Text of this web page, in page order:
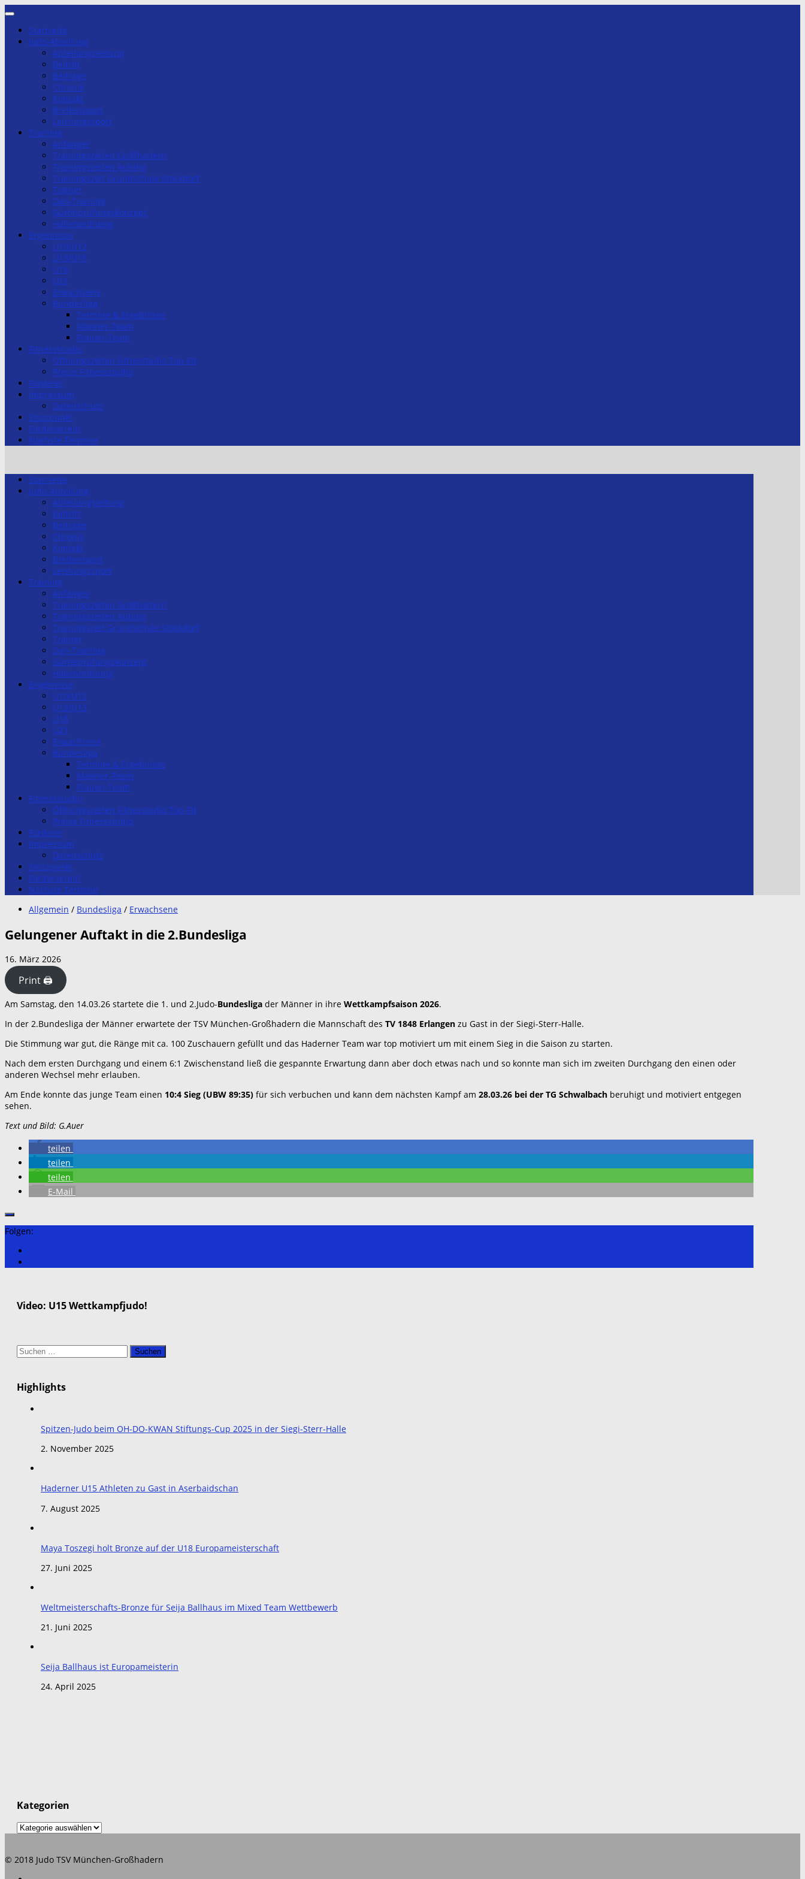
Zum
springenStartseite
Judo-Abteilung
Abteilungsleitung
Beitritt
Beiträge
Chronik
Kontakt
Breitensport
Leistungssport
Training
Anfänger
Trainingszeiten Großhadern
Trainingszeiten Aubing
Trainingszeit Grundschule Stockdorf
Trainer
Dan-Training
Gürtelprüfungskonzept
Hallenordnung
Ergebnisse
U10/U12
U13/U15
U18
U21
Erwachsene
Bundesliga
Termine & Ergebnisse
Männer-Team
Frauen-Team
Fitnessstudio
Öffnungszeiten Fitnesstudio Top-Fit
Preise Fitnessstudio
Förderer
Impressum
Datenschutz
Stützpunkt
Förderverein
Nächste Termine
Startseite
Judo-Abteilung
Abteilungsleitung
Beitritt
Beiträge
Chronik
Kontakt
Breitensport
Leistungssport
Training
Anfänger
Trainingszeiten Großhadern
Trainingszeiten Aubing
Trainingszeit Grundschule Stockdorf
Trainer
Dan-Training
Gürtelprüfungskonzept
Hallenordnung
Ergebnisse
U10/U12
U13/U15
U18
U21
Erwachsene
Bundesliga
Termine & Ergebnisse
Männer-Team
Frauen-Team
Fitnessstudio
Öffnungszeiten Fitnesstudio Top-Fit
Preise Fitnessstudio
Förderer
Impressum
Datenschutz
Stützpunkt
Förderverein
Nächste Termine
Allgemein / Bundesliga / Erwachsene
Gelungener Auftakt in die 2.Bundesliga
16. März 2026
Print 🖨
Am Samstag, den 14.03.26 startete die 1. und 2.Judo-Bundesliga der Männer in ihre Wettkampfsaison 2026.
In der 2.Bundesliga der Männer erwartete der TSV München-Großhadern die Mannschaft des TV 1848 Erlangen zu Gast in der Siegi-Sterr-Halle.
Die Stimmung war gut, die Ränge mit ca. 100 Zuschauern gefüllt und das Haderner Team war top motiviert um mit einem Sieg in die Saison zu starten.
Nach dem ersten Durchgang und einem 6:1 Zwischenstand ließ die gespannte Erwartung dann aber doch etwas nach und so konnte man sich im zweiten Durchgang den einen oder
anderen Wechsel mehr erlauben.
Am Ende konnte das junge Team einen 10:4 Sieg (UBW 89:35) für sich verbuchen und kann dem nächsten Kampf am 28.03.26 bei der TG Schwalbach beruhigt und motiviert entgegen
sehen.
Text und Bild: G.Auer
teilen
teilen
teilen
E-Mail
Folgen:
Video: U15 Wettkampfjudo!
Suchen
Highlights
Spitzen-Judo beim OH-DO-KWAN Stiftungs-Cup 2025 in der Siegi-Sterr-Halle
2. November 2025
Haderner U15 Athleten zu Gast in Aserbaidschan
7. August 2025
Maya Toszegi holt Bronze auf der U18 Europameisterschaft
27. Juni 2025
Weltmeisterschafts-Bronze für Seija Ballhaus im Mixed Team Wettbewerb
21. Juni 2025
Seija Ballhaus ist Europameisterin
24. April 2025
Kategorien
Kategorien
© 2018 Judo TSV München-Großhadern